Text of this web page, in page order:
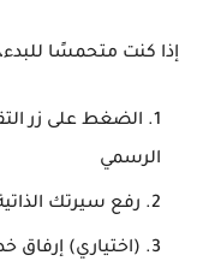
إذا كنت متحمسًا
الضغط على زر التقديم
الرسمي
رفع سيرتك
(اختياري) إرفاق